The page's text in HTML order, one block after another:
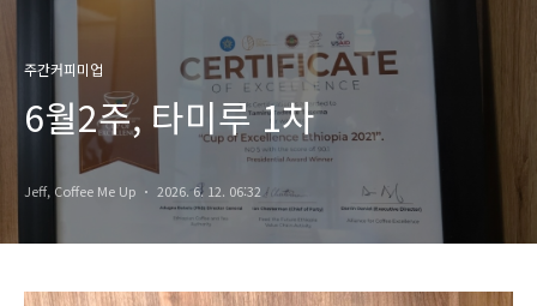
주간커피미업
6월2주, 타미루 1차
Jeff, Coffee Me Up 2026. 6. 12. 06:32